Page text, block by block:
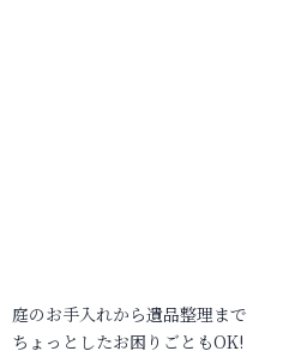
庭のお手入れから遺品整理まで
ちょっとしたお困りごともOK!